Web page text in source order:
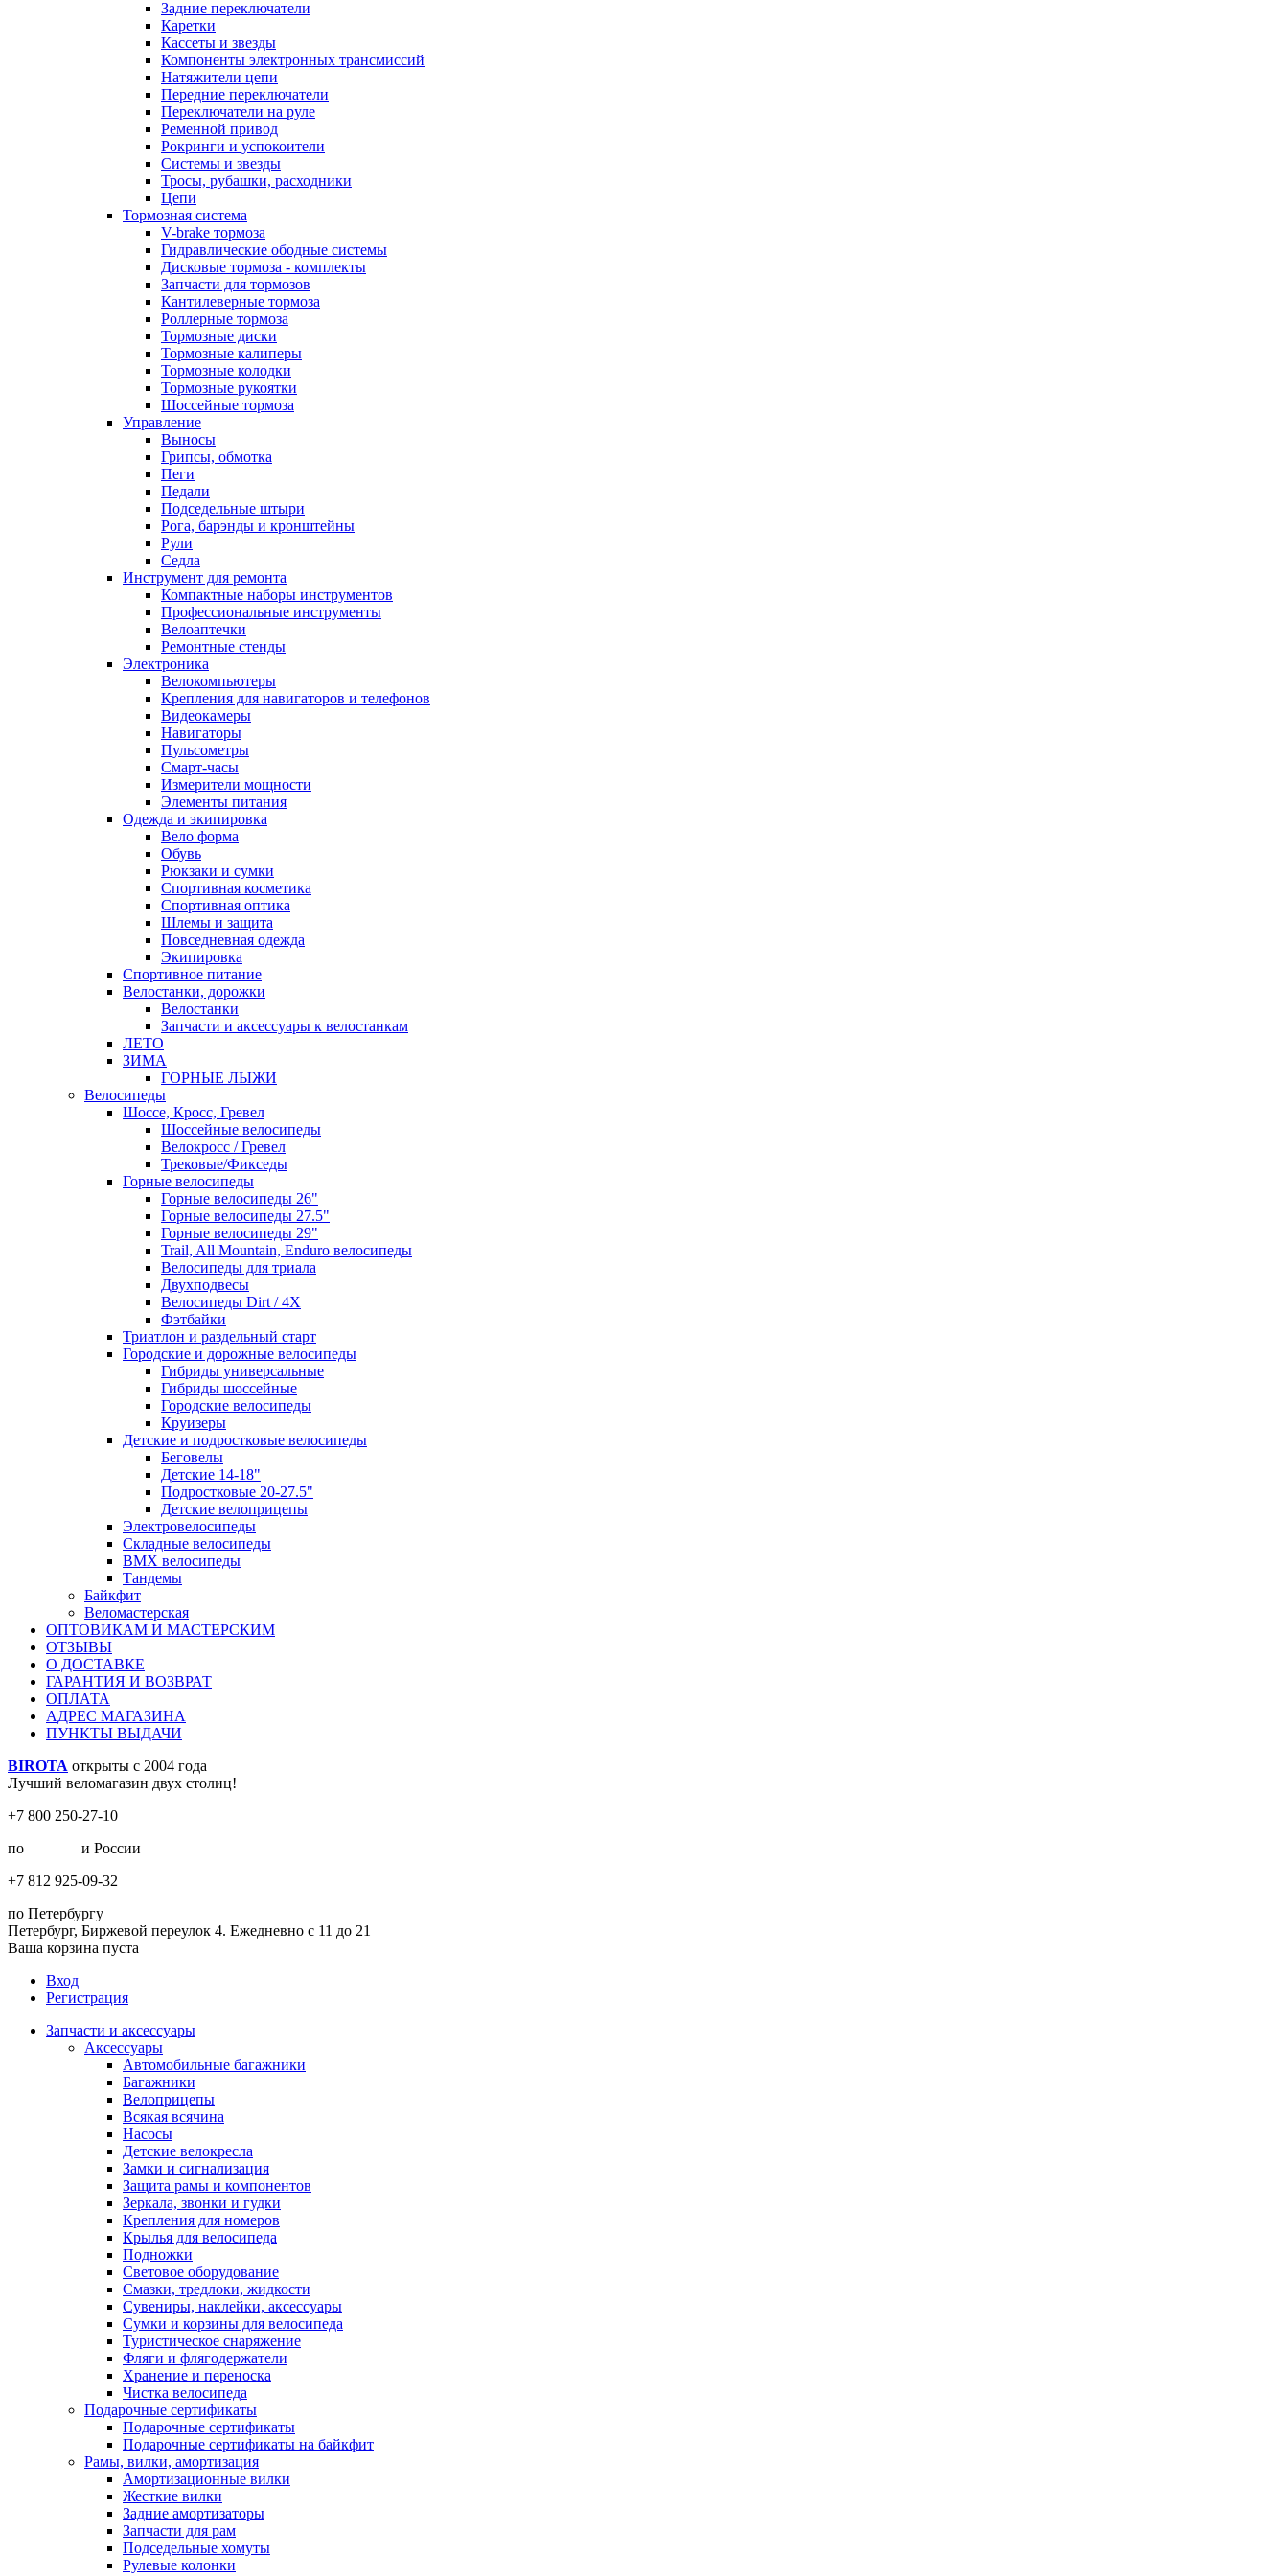
Задние переключатели
Каретки
Кассеты и звезды
Компоненты электронных трансмиссий
Натяжители цепи
Передние переключатели
Переключатели на руле
Ременной привод
Рокринги и успокоители
Системы и звезды
Тросы, рубашки, расходники
Цепи
Тормозная система
V-brake тормоза
Гидравлические ободные системы
Дисковые тормоза - комплекты
Запчасти для тормозов
Кантилеверные тормоза
Роллерные тормоза
Тормозные диски
Тормозные калиперы
Тормозные колодки
Тормозные рукоятки
Шоссейные тормоза
Управление
Выносы
Грипсы, обмотка
Пеги
Педали
Подседельные штыри
Рога, барэнды и кронштейны
Рули
Седла
Инструмент для ремонта
Компактные наборы инструментов
Профессиональные инструменты
Велоаптечки
Ремонтные стенды
Электроника
Велокомпьютеры
Крепления для навигаторов и телефонов
Видеокамеры
Навигаторы
Пульсометры
Смарт-часы
Измерители мощности
Элементы питания
Одежда и экипировка
Вело форма
Обувь
Рюкзаки и сумки
Спортивная косметика
Спортивная оптика
Шлемы и защита
Повседневная одежда
Экипировка
Спортивное питание
Велостанки, дорожки
Велостанки
Запчасти и аксессуары к велостанкам
ЛЕТО
ЗИМА
ГОРНЫЕ ЛЫЖИ
Велосипеды
Шоссе, Кросс, Гревел
Шоссейные велосипеды
Велокросс / Гревел
Трековые/Фикседы
Горные велосипеды
Горные велосипеды 26"
Горные велосипеды 27.5"
Горные велосипеды 29"
Trail, All Mountain, Enduro велосипеды
Велосипеды для триала
Двухподвесы
Велосипеды Dirt / 4X
Фэтбайки
Триатлон и раздельный старт
Городские и дорожные велосипеды
Гибриды универсальные
Гибриды шоссейные
Городские велосипеды
Круизеры
Детские и подростковые велосипеды
Беговелы
Детские 14-18"
Подростковые 20-27.5"
Детские велоприцепы
Электровелосипеды
Складные велосипеды
BMX велосипеды
Тандемы
Байкфит
Веломастерская
ОПТОВИКАМ И МАСТЕРСКИМ
ОТЗЫВЫ
О ДОСТАВКЕ
ГАРАНТИЯ И ВОЗВРАТ
ОПЛАТА
АДРЕС МАГАЗИНА
ПУНКТЫ ВЫДАЧИ
BIROTA открыты с 2004 года
Лучший веломагазин двух столиц!
+7 800 250-27-10
по
и России
+7 812 925-09-32
по Петербургу
Петербург, Биржевой переулок 4. Ежедневно с 11 до 21
Ваша корзина пуста
Вход
Регистрация
Запчасти и аксессуары
Аксессуары
Автомобильные багажники
Багажники
Велоприцепы
Всякая всячина
Насосы
Детские велокресла
Замки и сигнализация
Защита рамы и компонентов
Зеркала, звонки и гудки
Крепления для номеров
Крылья для велосипеда
Подножки
Световое оборудование
Смазки, тредлоки, жидкости
Сувениры, наклейки, аксессуары
Сумки и корзины для велосипеда
Туристическое снаряжение
Фляги и флягодержатели
Хранение и переноска
Чистка велосипеда
Подарочные сертификаты
Подарочные сертификаты
Подарочные сертификаты на байкфит
Рамы, вилки, амортизация
Амортизационные вилки
Жесткие вилки
Задние амортизаторы
Запчасти для рам
Подседельные хомуты
Рулевые колонки